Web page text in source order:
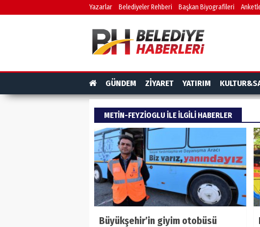
Yazarlar Belediyeler Rehberi Başkan Biyografileri
GÜNDEM ZİYARET YATIRIM
METIN-FEYZIOGLU ILE ILGILI HABERLER
Büyükşehir’in giyim otobüsü